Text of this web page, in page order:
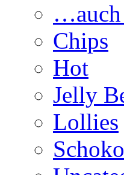
…auch
Chips
Hot
Jelly
Lollies